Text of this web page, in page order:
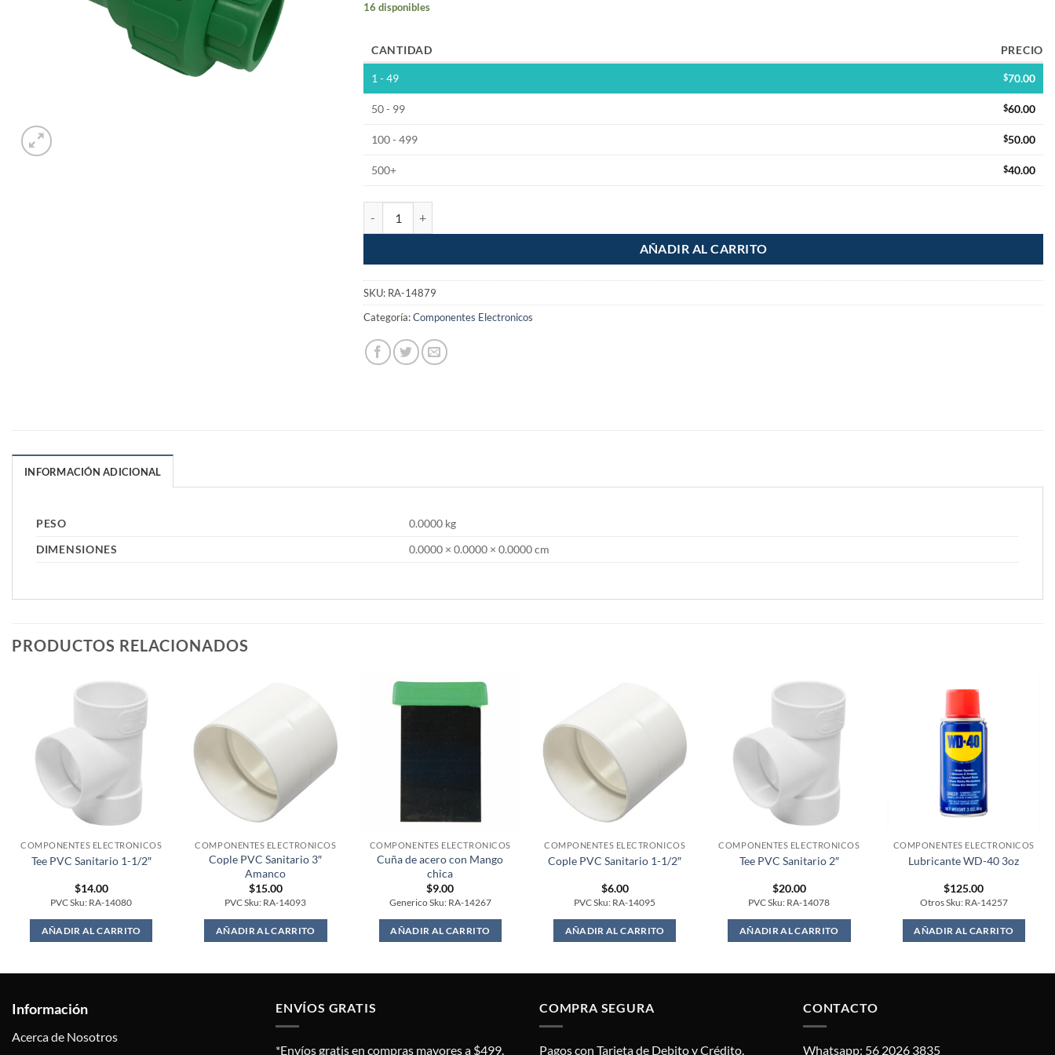
16 disponibles
CANTIDAD PRECIO
1 - 49 $70.00
50 - 99 $60.00
100 - 499 $50.00
500+ $40.00
AÑADIR AL CARRITO
SKU: RA-14879
Categoría:Componentes Electronicos
INFORMACIÓN ADICIONAL
PESO
0.0000 kg
DIMENSIONES
0.0000 × 0.0000 × 0.0000 cm
PRODUCTOS RELACIONADOS
COMPONENTES ELECTRONICOS
Tee PVC Sanitario 1-1/2″
$14.00
PVC Sku: RA-14080
AÑADIR AL CARRITO
COMPONENTES ELECTRONICOS
Cople PVC Sanitario 3″
Amanco
$15.00
PVC Sku: RA-14093
AÑADIR AL CARRITO
COMPONENTES ELECTRONICOS
Cuña de acero con Mango
chica
$9.00
Generico Sku: RA-14267
AÑADIR AL CARRITO
COMPONENTES ELECTRONICOS
Cople PVC Sanitario 1-1/2″
$6.00
PVC Sku: RA-14095
AÑADIR AL CARRITO
COMPONENTES ELECTRONICOS
Tee PVC Sanitario 2″
$20.00
PVC Sku: RA-14078
AÑADIR AL CARRITO
COMPONENTES ELECTRONICOS
Lubricante WD-40 3oz
$125.00
Otros Sku: RA-14257
AÑADIR AL CARRITO
Información
Acerca de Nosotros
ENVÍOS GRATIS
*Envíos gratis en compras mayores a $499.
COMPRA SEGURA
Pagos con Tarjeta de Debito y Crédito.
CONTACTO
Whatsapp: 56 2026 3835